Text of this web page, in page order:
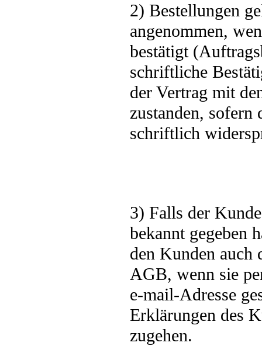
2) Bestellungen
angenommen,
bestätigt
schriftliche
der Vertrag mit
zustanden, sofern
schriftlich
3) Falls der
bekannt gegeben
den Kunden auch
AGB, wenn sie
e-mail-Adresse
Erklärungen des
zugehen.